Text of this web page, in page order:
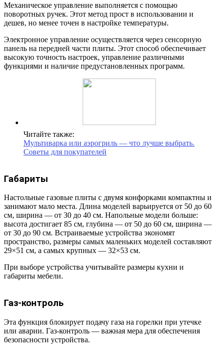
Механическое управление выполняется с помощью
поворотных ручек. Этот метод прост в использовании и
дешев, но менее точен в настройке температуры.
Электронное управление осуществляется через сенсорную
панель на передней части плиты. Этот способ обеспечивает
высокую точность настроек, управление различными
функциями и наличие предустановленных программ.
Читайте также:
Мультиварка или аэрогриль — что лучше выбрать.
Советы для покупателей
Габариты
Настольные газовые плиты с двумя конфорками компактны и
занимают мало места. Длина моделей варьируется от 50 до 60
см, ширина — от 30 до 40 см. Напольные модели больше:
высота достигает 85 см, глубина — от 50 до 60 см, ширина —
от 30 до 90 см. Встраиваемые устройства экономят
пространство, размеры самых маленьких моделей составляют
29×51 см, а самых крупных — 32×53 см.
При выборе устройства учитывайте размеры кухни и
габариты мебели.
Газ-контроль
Эта функция блокирует подачу газа на горелки при утечке
или аварии. Газ-контроль — важная мера для обеспечения
безопасности устройства.